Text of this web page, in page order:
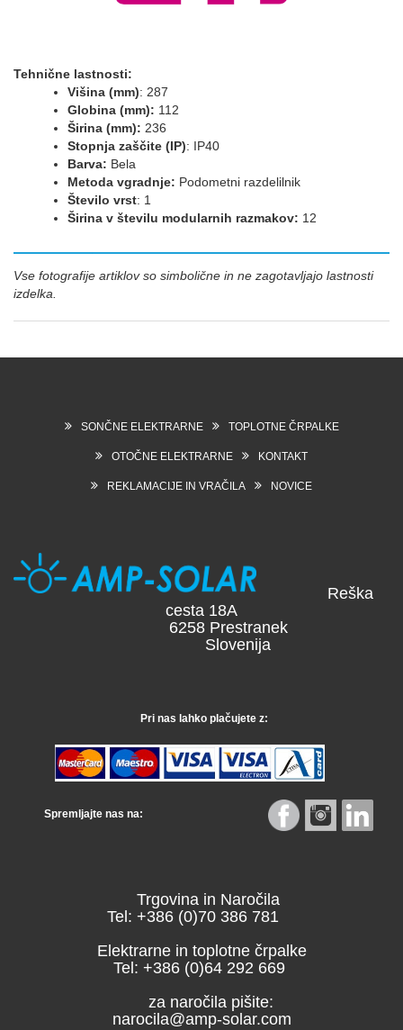
Tehnične lastnosti:
Višina (mm): 287
Globina (mm): 112
Širina (mm): 236
Stopnja zaščite (IP): IP40
Barva: Bela
Metoda vgradnje: Podometni razdelilnik
Število vrst: 1
Širina v številu modularnih razmakov: 12
Vse fotografije artiklov so simbolične in ne zagotavljajo lastnosti
izdelka.
SONČNE ELEKTRARNE TOPLOTNE ČRPALKE
OTOČNE ELEKTRARNE KONTAKT
REKLAMACIJE IN VRAČILA NOVICE
Reška
cesta 18A
6258 Prestranek
Slovenija
Pri nas lahko plačujete z:
Spremljajte nas na:
Trgovina in Naročila
Tel: +386 (0)70 386 781
Elektrarne in toplotne črpalke
Tel: +386 (0)64 292 669
za naročila pišite:
narocila@amp-solar.com